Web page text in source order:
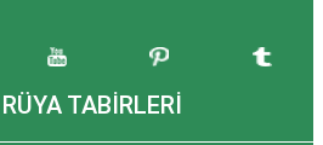
TABİRLERİ